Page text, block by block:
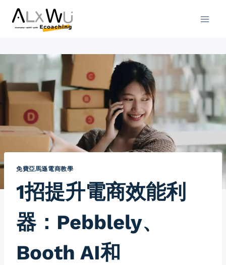
Skip
免費亞馬遜電商教學
1招提升電商效能利
器：Pebblely、
Booth AI和